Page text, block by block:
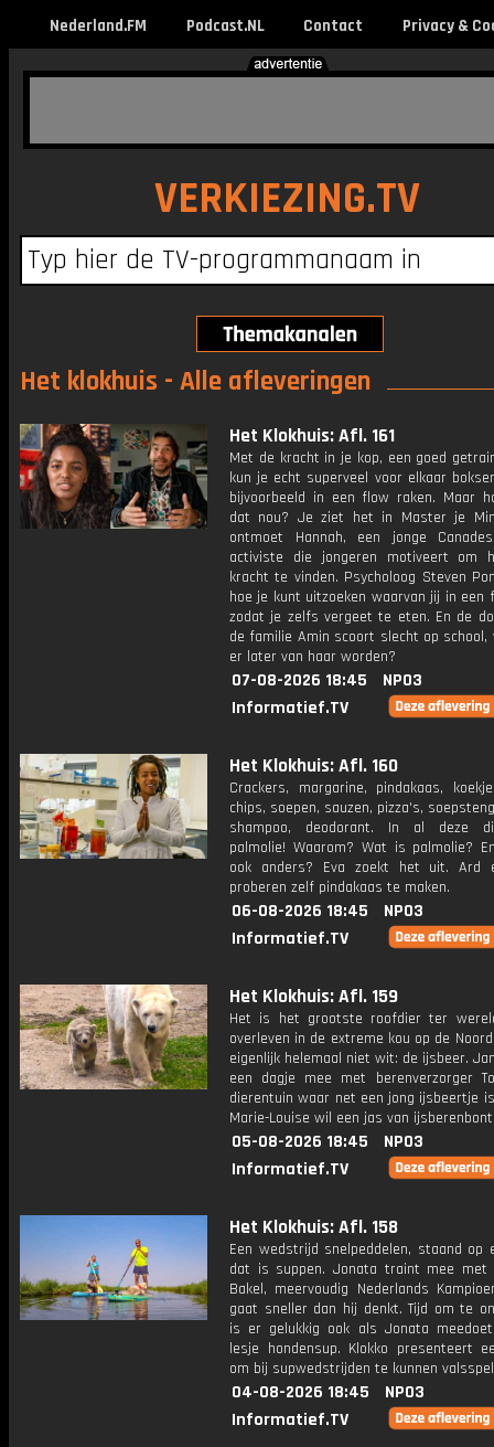
Nederland.FM Podcast.NL Contact Privacy &
VERKIEZING.TV
Het klokhuis - Alle afleveringen
Het Klokhuis: Afl. 161
Met de kracht in je kop, een goed
kun je echt superveel voor elkaar
bijvoorbeeld in een flow raken. Maar
dat nou? Je ziet het in Master je
ontmoet Hannah, een jonge
activiste die jongeren motiveert om
kracht te vinden. Psycholoog Steven
hoe je kunt uitzoeken waarvan jij in een
zodat je zelfs vergeet te eten. En de
de familie Amin scoort slecht op
er later van haar worden?
07-08-2026 18:45
NPO3
Informatief.TV
Het Klokhuis: Afl. 160
Crackers, margarine, pindakaas,
chips, soepen, sauzen, pizza's,
shampoo, deodorant. In al deze
palmolie! Waarom? Wat is palmolie?
ook anders? Eva zoekt het uit. Ard
proberen zelf pindakaas te maken.
06-08-2026 18:45
NPO3
Informatief.TV
Het Klokhuis: Afl. 159
Het is het grootste roofdier ter
overleven in de extreme kou op de
eigenlijk helemaal niet wit: de ijsbeer.
een dagje mee met berenverzorger
dierentuin waar net een jong ijsbeertje
Marie-Louise wil een jas van
05-08-2026 18:45
NPO3
Informatief.TV
Het Klokhuis: Afl. 158
Een wedstrijd snelpeddelen, staand op
dat is suppen. Jonata traint mee met
Bakel, meervoudig Nederlands
gaat sneller dan hij denkt. Tijd om te
is er gelukkig ook als Jonata
lesje hondensup. Klokko presenteert
om bij supwedstrijden te kunnen
04-08-2026 18:45
NPO3
Informatief.TV